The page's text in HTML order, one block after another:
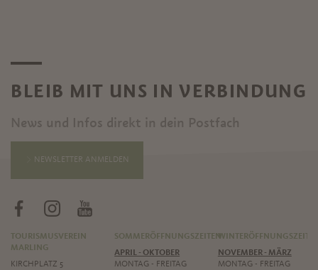
BLEIB MIT UNS IN VERBINDUNG
News und Infos direkt in dein Postfach
NEWSLETTER ANMELDEN
TOURISMUSVEREIN
MARLING
KIRCHPLATZ 5
SOMMERÖFFNUNGSZEITEN
APRIL - OKTOBER
MONTAG - FREITAG
NOVEMBER - MÄRZ
MONTAG - FREITAG